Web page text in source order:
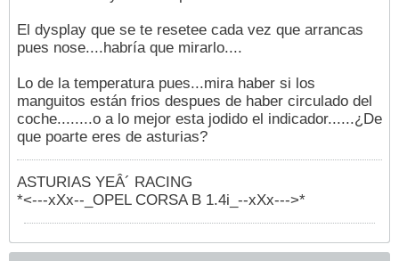
El dysplay que se te resetee cada vez que arrancas
pues nose....habría que mirarlo....
Lo de la temperatura pues...mira haber si los
manguitos están frios despues de haber circulado del
coche........o a lo mejor esta jodido el indicador......¿De
que poarte eres de asturias?
ASTURIAS YEÂ´ RACING
*<---xXx--_OPEL CORSA B 1.4i_--xXx--->*